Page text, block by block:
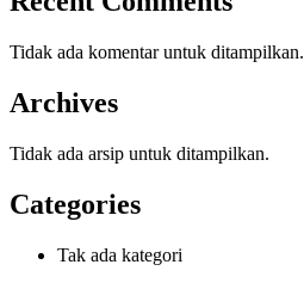
Tidak ada komentar untuk ditampilkan.
Archives
Tidak ada arsip untuk ditampilkan.
Categories
Tak ada kategori